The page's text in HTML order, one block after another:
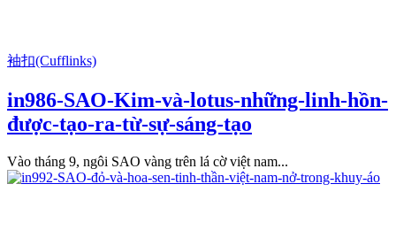
袖扣(Cufflinks)
in986-SAO-Kim-và-lotus-những-linh-hồn-
được-tạo-ra-từ-sự-sáng-tạo
Vào tháng 9, ngôi SAO vàng trên lá cờ việt nam...